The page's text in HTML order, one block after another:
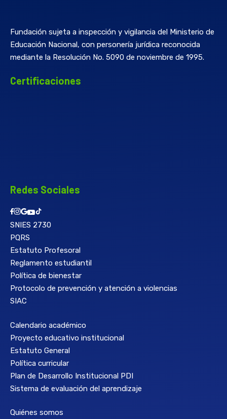
Fundación sujeta a inspección y vigilancia del Ministerio de
Educación Nacional, con personería jurídica reconocida
mediante la Resolución No. 5090 de noviembre de 1995.
Certificaciones
Redes Sociales
SNIES 2730
PQRS
Estatuto Profesoral
Reglamento estudiantil
Política de bienestar
Protocolo de prevención y atención a violencias
SIAC
Calendario académico
Proyecto educativo institucional
Estatuto General
Política curricular
Plan de Desarrollo Institucional PDI
Sistema de evaluación del aprendizaje
Quiénes somos